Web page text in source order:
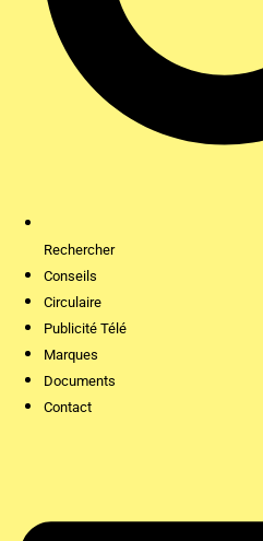
Rechercher
Conseils
Circulaire
Publicité Télé
Marques
Documents
Contact